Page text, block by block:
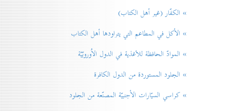
» الكفّار (غير أهل الكتاب)
» الأكل في المطاعم التي يتراودها أهل الكتاب
» الموادّ الحافظة للأغذية في الدول الاُوروبّيّة
» الجلود المستوردة من الدول الكافرة
» كراسي السيّارات الأجنبيّة المصنّعة من الجلود